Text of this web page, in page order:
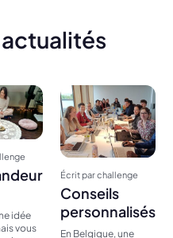
idée
vous
Écrit par challenge
Conseils
personnalisés
En Belgique, une